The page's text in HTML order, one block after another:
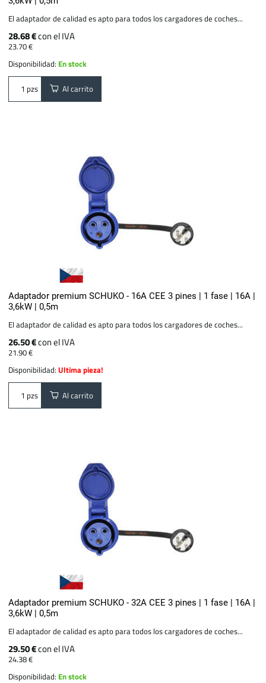
El adaptador de calidad es apto para todos los cargadores de coches...
28.68 €con el IVA
23.70 €
Disponibilidad: En stock
pzs Al carrito
Adaptador premium SCHUKO - 16A CEE 3 pines | 1 fase | 16A |
3,6kW | 0,5m
El adaptador de calidad es apto para todos los cargadores de coches...
26.50 €con el IVA
21.90 €
Disponibilidad:Ultima pieza!
pzs Al carrito
Adaptador premium SCHUKO - 32A CEE 3 pines | 1 fase | 16A |
3,6kW | 0,5m
El adaptador de calidad es apto para todos los cargadores de coches...
29.50 €con el IVA
24.38 €
Disponibilidad: En stock